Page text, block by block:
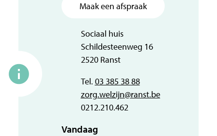
Maak een afspraak
AdresSociaal huis
Schildesteenweg 16
,2520 Ranst
03 385 38 88
E-mailzorg.welzijn@ranst.be
Ondernemingsnummer
0212.210.462
Vandaag